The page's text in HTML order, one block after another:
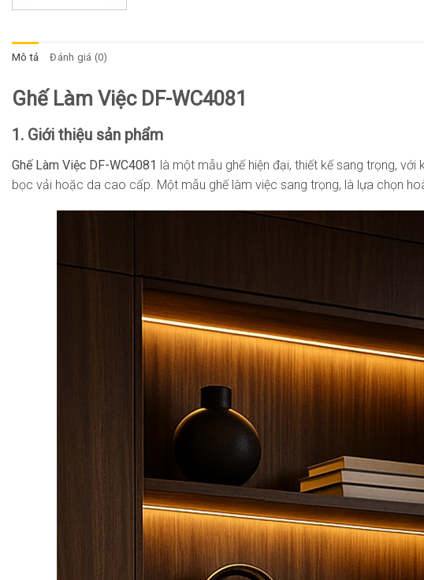
Mô tả Đánh giá (0)
Ghế Làm Việc DF-WC4081
1. Giới thiệu sản phẩm
Ghế Làm Việc DF-WC4081 là một mẫu ghế hiện đại, thiết kế sang trọng,
bọc vải hoặc da cao cấp. Một mẫu ghế làm việc sang trọng, là lựa chọn